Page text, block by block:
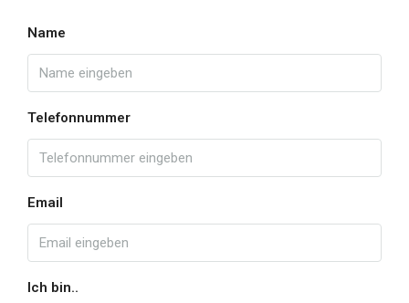
Name
Telefonnummer
Email
Ich bin..